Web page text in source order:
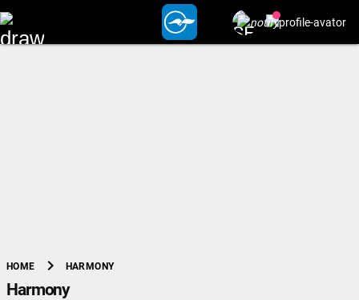
HOME chevron_right HARMONY
Harmony